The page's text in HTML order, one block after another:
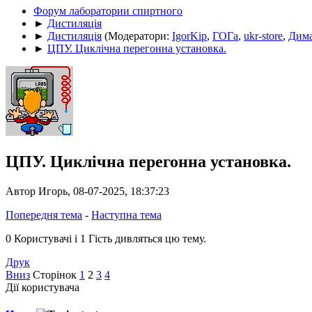
Форум лаборатории спиртного
► Дистиляція
► Дистиляція (Модератори: IgorKip, ГОГа, ukr-store,
► ЦПУ. Циклічна перегонна установка.
ЦПУ. Циклічна перегонна установка.
Автор Игорь, 08-07-2025, 18:37:23
Попередня тема - Наступна тема
0 Користувачі і 1 Гість дивляться цю тему.
Друк
Вниз Сторінок 1 2 3 4
Дії користувача